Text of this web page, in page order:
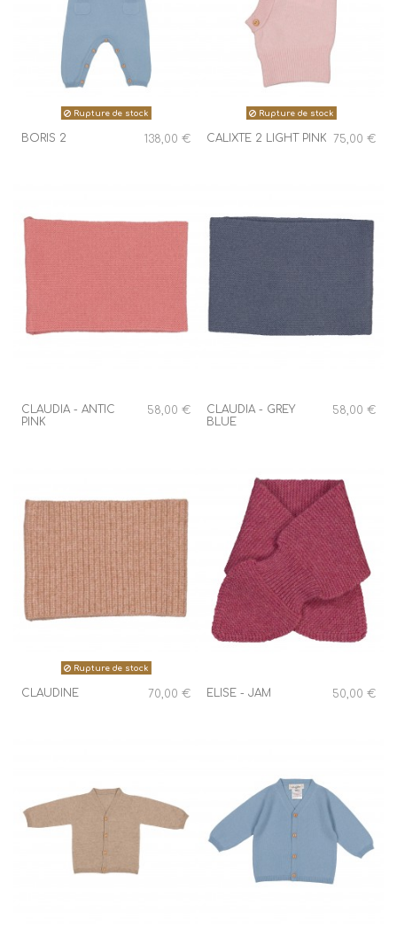
Rupture de stock
BORIS 2 138,00 €
Rupture de stock
CALIXTE 2 LIGHT PINK 75,00 €
CLAUDIA - ANTIC
PINK
58,00 €
CLAUDIA - GREY
BLUE
58,00 €
Rupture de stock
CLAUDINE 70,00 € ELISE - JAM 50,00 €